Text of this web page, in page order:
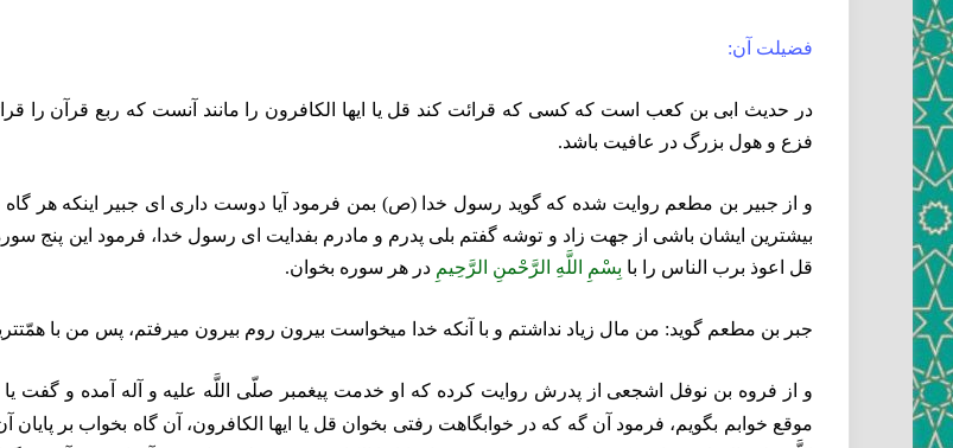
فضيلت آن:
در حديث ابى بن كعب است كه كسى كه قرائت كند قل يا ايها الكافرون را مانند آنست كه ربع قرآن را
فزع و هول بزرگ در عافيت باشد.
و از جبير بن مطعم روايت شده كه گويد رسول خدا (ص) بمن فرمود آيا دوست دارى اى جبير اينكه هر
بيشترين ايشان باشى از جهت زاد و توشه گفتم بلى پدرم و مادرم بفدايت اى رسول خدا، فرمود اين پنج سوره
قل اعوذ برب الناس را با بِسْمِ اللَّهِ الرَّحْمنِ الرَّحِيمِ‏ در هر سوره بخوان.
جبر بن مطعم گويد: من مال زياد نداشتم و با آنكه خدا ميخواست بيرون روم بيرون ميرفتم، پس من با
و از فروه بن نوفل اشجعى از پدرش روايت كرده كه او خدمت پيغمبر صلّى اللَّه عليه و آله آمده و گفت
موقع خوابم بگويم، فرمود آن گه كه در خوابگاهت رفتى بخوان قل يا ايها الكافرون، آن گاه بخواب بر